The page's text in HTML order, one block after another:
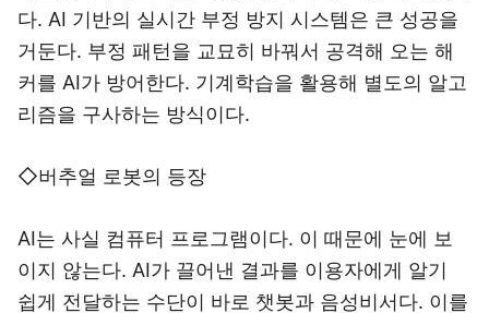
다. AI 기반의 실시간 부정 방지 시스템은 큰 성공을
거둔다. 부정 패턴을 교묘히 바꿔서 공격해 오는 해
커를 AI가 방어한다. 기계학습을 활용해 별도의 알고
리즘을 구사하는 방식이다.
◇버추얼 로봇의 등장
AI는 사실 컴퓨터 프로그램이다. 이 때문에 눈에 보
이지 않는다. AI가 끌어낸 결과를 이용자에게 알기
쉽게 전달하는 수단이 바로 챗봇과 음성비서다. 이를